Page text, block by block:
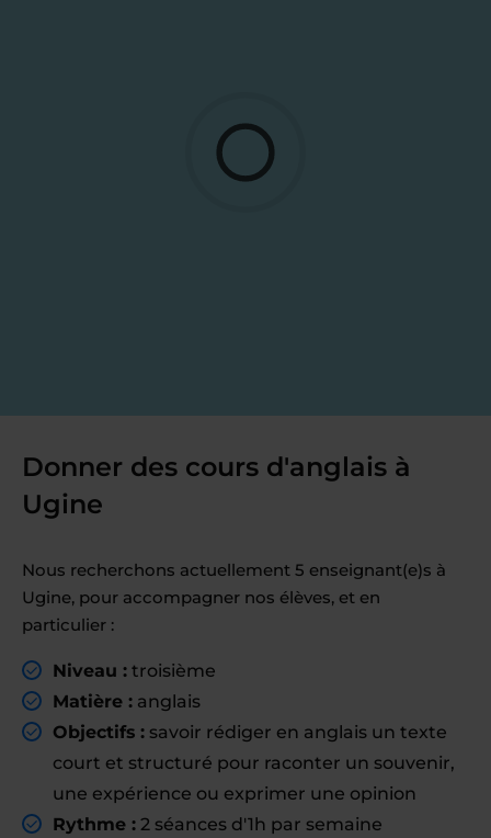
Donner des cours d'anglais à
Ugine
Nous recherchons actuellement 5 enseignant(e)s à
Ugine, pour accompagner nos élèves, et en
particulier :
Niveau : troisième
Matière : anglais
Objectifs : savoir rédiger en anglais un texte
court et structuré pour raconter un souvenir,
une expérience ou exprimer une opinion
Rythme : 2 séances d'1h par semaine